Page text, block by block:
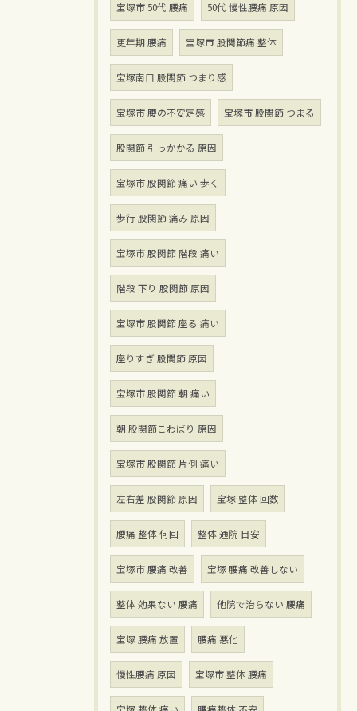
宝塚市 50代 腰痛 50代 慢性腰痛 原因
更年期 腰痛 宝塚市 股関節痛 整体
宝塚南口 股関節 つまり感
宝塚市 腰の不安定感 宝塚市 股関節 つまる
股関節 引っかかる 原因
宝塚市 股関節 痛い 歩く
歩行 股関節 痛み 原因
宝塚市 股関節 階段 痛い
階段 下り 股関節 原因
宝塚市 股関節 座る 痛い
座りすぎ 股関節 原因
宝塚市 股関節 朝 痛い
朝 股関節こわばり 原因
宝塚市 股関節 片側 痛い
左右差 股関節 原因 宝塚 整体 回数
腰痛 整体 何回 整体 通院 目安
宝塚市 腰痛 改善 宝塚 腰痛 改善しない
整体 効果ない 腰痛 他院で治らない 腰痛
宝塚 腰痛 放置 腰痛 悪化
慢性腰痛 原因 宝塚市 整体 腰痛